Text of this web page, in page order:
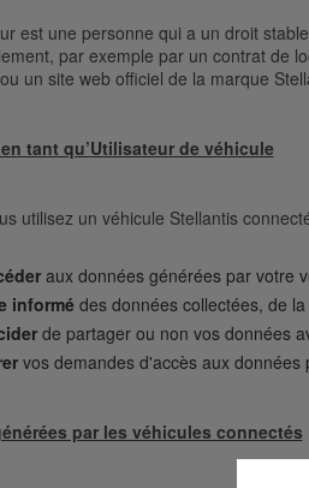
est une personne qui a un droit
par exemple par un contrat de
un site web officiel de la marque
tant qu’Utilisateur de véhicule
utilisez un véhicule Stellantis
aux données générées par votre
informédes données collectées, de
de partager ou non vos données
vos demandes d'accès aux
par les véhicules connectés